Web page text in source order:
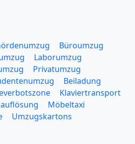
Büroumzug
Laborumzug
Privatumzug
Beiladung
Klaviertransport
Möbeltaxi
Umzugskartons